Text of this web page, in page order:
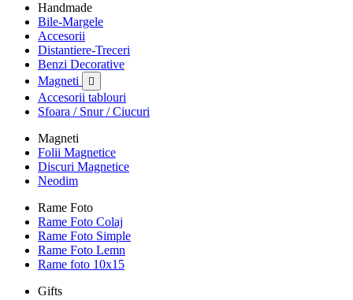
Handmade
Bile-Margele
Accesorii
Distantiere-Treceri
Benzi Decorative
Magneti

Accesorii tablouri
Sfoara / Snur / Ciucuri
Magneti
Folii Magnetice
Discuri Magnetice
Neodim
Rame Foto
Rame Foto Colaj
Rame Foto Simple
Rame Foto Lemn
Rame foto 10x15
Gifts